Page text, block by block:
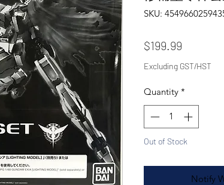
SKU:
$199.99
Excluding GST/HST
Quantity *
Out of Stock
Notify